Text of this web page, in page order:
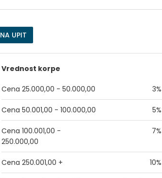
NA UPIT
Vrednost korpe
Cena 25.000,00 - 50.000,00 3%
Cena 50.001,00 - 100.000,00 5%
Cena 100.001,00 -
250.000,00
7%
Cena 250.001,00 + 10%